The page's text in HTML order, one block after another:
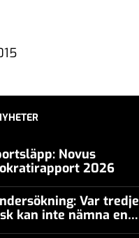
Novus
2026
Var tredje
kan inte nämna en
konstnär